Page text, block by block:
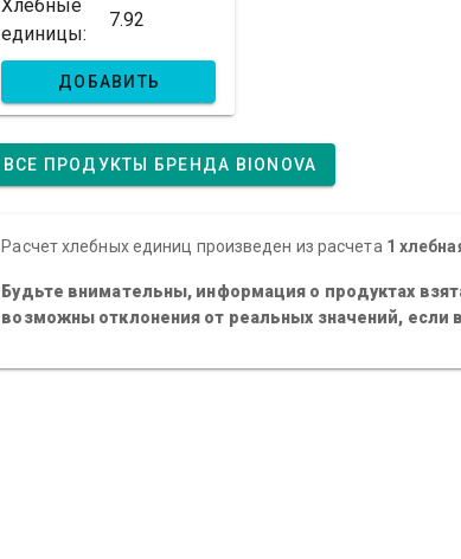
Хлебные
единицы:
7.92
ДОБАВИТЬ
ВСЕ ПРОДУКТЫ БРЕНДА BIONOVA
Расчет хлебных единиц произведен из расчета 1
Будьте внимательны, информация о продуктах
возможны отклонения от реальных значений, если